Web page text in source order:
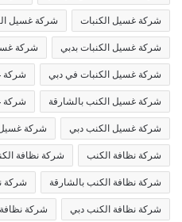
شركة غسيل الكنبات شركة غسيل
شركة غسيل الكنبات بدبي شركة
شركة غسيل الكنبات في دبي شركة
شركة غسيل الكنب بالشارقة شركة
شركة غسيل الكنب دبي شركة
شركة نظافة الكنب شركة نظافة
شركة نظافة الكنب بالشارقة شركة
شركة نظافة الكنب دبي شركة